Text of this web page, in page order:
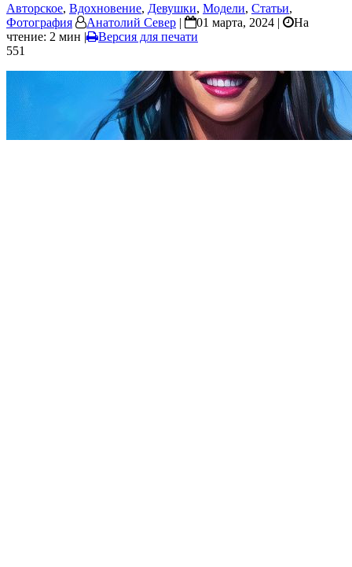
Авторское, Вдохновение, Девушки, Модели, Статьи,
Фотография
Анатолий Север | 01 марта, 2024 |
На
чтение: 2 мин |
Версия для печати
551